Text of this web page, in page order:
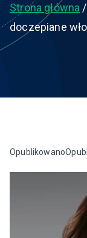
Strona główna
doczepiane
Opublikowano